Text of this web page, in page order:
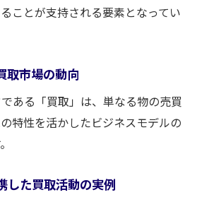
ことが支持される要素となってい
取市場の動向
ある「買取」は、単なる物の売買
特性を活かしたビジネスモデルの
した買取活動の実例